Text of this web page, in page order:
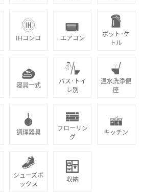
IHコンロ エアコン
ポット･ケ
トル
寝具一式
バス･トイ
レ別
温水洗浄便
座
調理器具
フローリン
グ
キッチン
シューズボ
ックス
収納